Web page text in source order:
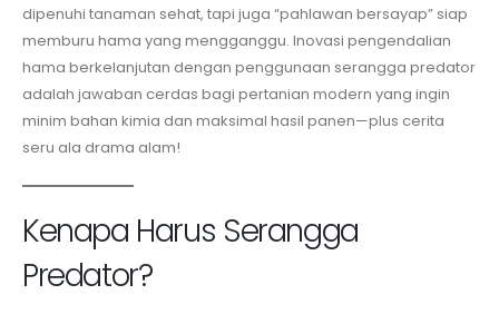
dipenuhi tanaman sehat, tapi juga “pahlawan bersayap” siap
memburu hama yang mengganggu. Inovasi pengendalian
hama berkelanjutan dengan penggunaan serangga predator
adalah jawaban cerdas bagi pertanian modern yang ingin
minim bahan kimia dan maksimal hasil panen—plus cerita
seru ala drama alam!
Kenapa Harus Serangga
Predator?